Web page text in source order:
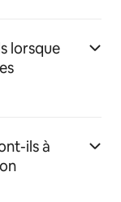
lorsque
ils à